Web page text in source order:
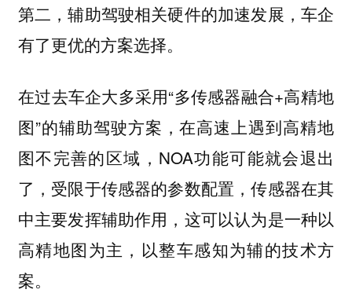
第二，辅助驾驶相关硬件的加速发展，车企
有了更优的方案选择。
在过去车企大多采用“多传感器融合+高精地
图”的辅助驾驶方案，在高速上遇到高精地
图不完善的区域，NOA功能可能就会退出
了，受限于传感器的参数配置，传感器在其
中主要发挥辅助作用，这可以认为是一种以
高精地图为主，以整车感知为辅的技术方
案。